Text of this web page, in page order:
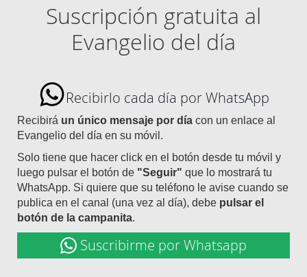
Suscripción gratuita al
Evangelio del día
Recibirlo cada día por WhatsApp
Recibirá un único mensaje por día con un enlace al
Evangelio del día en su móvil.
Solo tiene que hacer click en el botón desde tu móvil y
luego pulsar el botón de "Seguir" que lo mostrará tu
WhatsApp. Si quiere que su teléfono le avise cuando se
publica en el canal (una vez al día), debe pulsar el
botón de la campanita.
Suscribirme por Whatsapp